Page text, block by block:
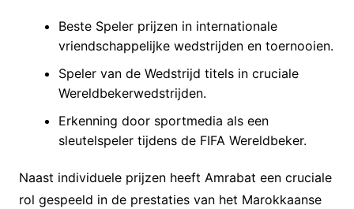
Beste Speler prijzen in internationale
vriendschappelijke wedstrijden en toernooien.
Speler van de Wedstrijd titels in cruciale
Wereldbekerwedstrijden.
Erkenning door sportmedia als een
sleutelspeler tijdens de FIFA Wereldbeker.
Naast individuele prijzen heeft Amrabat een cruciale
rol gespeeld in de prestaties van het Marokkaanse